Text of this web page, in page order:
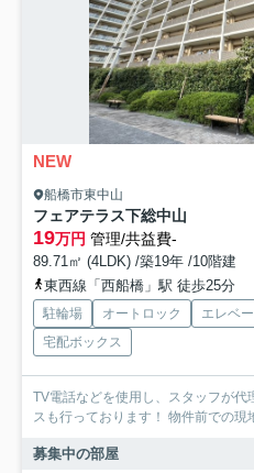
NEW
船橋市東中山
フェアテラス下総中山
19万円 管理/共益費-
89.71㎡ (4LDK) /築19年 /10階建
東西線「西船橋」駅 徒歩25分
駐輪場 オートロック エレベ
宅配ボックス
TV電話などを使用し、スタッフが
スも行っております！ 物件前での現
募集中の部屋